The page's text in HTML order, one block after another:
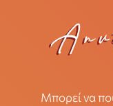
Μπορεί να